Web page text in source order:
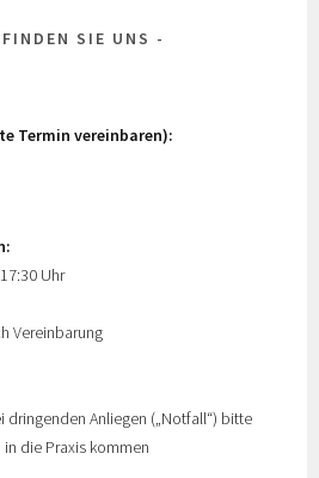
SIE UNS
Termin vereinbaren):
Uhr
Vereinbarung
Anliegen („Notfall“) bitte
die Praxis kommen